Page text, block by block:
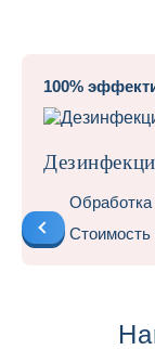
100%
Обработка
Стоимость